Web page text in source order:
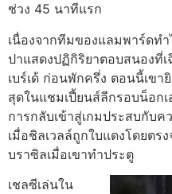
ช่วง 45 นาทีแรก
เนื่องจากทีมของแลมพาร์ดทํา
ปาแสดงปฏิกิริยาตอบสนองที่เ
เบร์เด้ ก่อนพักครึ่ง ตอนนี้เขา
สุดในแชมเปี้ยนส์ลีกรอบน็อกเ
การกลับเข้าสู่เกมประสบกับ
เมื่อชิลเวลล์ถูกใบแดงโดยตร
บราซิลเมื่อเขาทําประตู
เชลซีเล่นใน